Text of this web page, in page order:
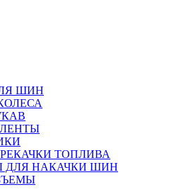
ШИН
ТОПЛИВА
ДЛЯ НАКАЧКИ ШИН